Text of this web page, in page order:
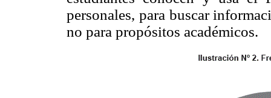
personales, para buscar
no para propósitos académicos.